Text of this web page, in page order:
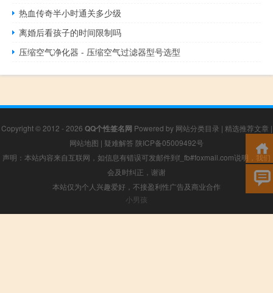
热血传奇半小时通关多少级
离婚后看孩子的时间限制吗
压缩空气净化器 - 压缩空气过滤器型号选型
Copyright © 2012 - 2026 QQ个性签名网 Powered by 网站分类目录 | 精选推荐文章 |
网站地图 | 疑难解答 陕ICP备05009492号
声明：本站内容来自互联网，如信息有错误可发邮件到f_fb#foxmail.com说明，我们
会及时纠正，谢谢
本站仅为个人兴趣爱好，不接盈利性广告及商业合作
小男孩